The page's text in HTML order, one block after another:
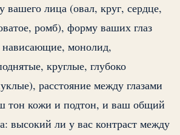
вашего лица (овал, круг, сердце,
ромб), форму ваших глаз
монолид,
круглые, глубоко
расстояние между глазами
тон кожи и подтон, и ваш общий
высокий ли у вас контраст между